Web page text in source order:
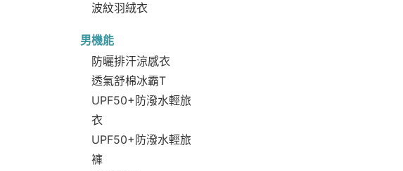
波紋羽絨衣
男機能
防曬排汗涼感衣
透氣舒棉冰霸T
UPF50+防潑水輕旅
衣
UPF50+防潑水輕旅
褲